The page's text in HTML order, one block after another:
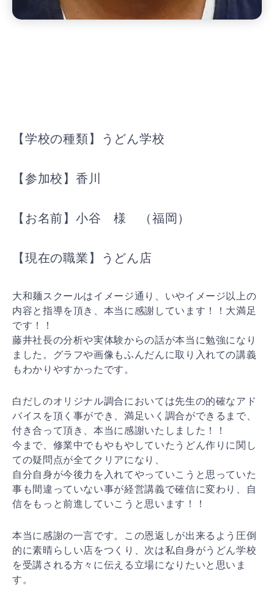
【学校の種類】うどん学校
【参加校】香川
【お名前】小谷 様 （福岡）
【現在の職業】うどん店
大和麺スクールはイメージ通り、いやイメージ以上の
内容と指導を頂き、本当に感謝しています！！大満足
です！！
藤井社長の分析や実体験からの話が本当に勉強になり
ました。グラフや画像もふんだんに取り入れての講義
もわかりやすかったです。
白だしのオリジナル調合においては先生の的確なアド
バイスを頂く事ができ、満足いく調合ができるまで、
付き合って頂き、本当に感謝いたしました！！
今まで、修業中でもやもやしていたうどん作りに関し
ての疑問点が全てクリアになり、
自分自身が今後力を入れてやっていこうと思っていた
事も間違っていない事が経営講義で確信に変わり、自
信をもっと前進していこうと思います！！
本当に感謝の一言です。この恩返しが出来るよう圧倒
的に素晴らしい店をつくり、次は私自身がうどん学校
を受講される方々に伝える立場になりたいと思いま
す。